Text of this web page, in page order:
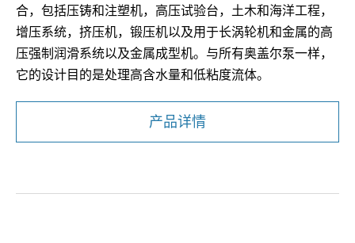
合，包括压铸和注塑机，高压试验台，土木和海洋工程，
增压系统，挤压机，锻压机以及用于长涡轮机和金属的高
压强制润滑系统以及金属成型机。与所有奥盖尔泵一样，
它的设计目的是处理高含水量和低粘度流体。
产品详情